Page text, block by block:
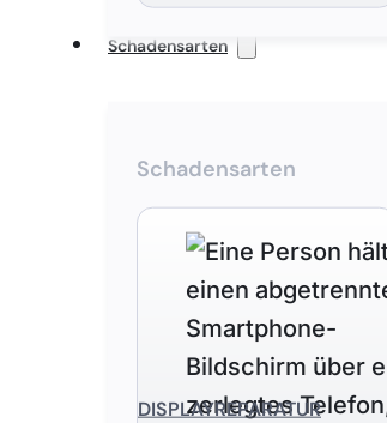
Schadensarten
Schadensarten
DISPLAYREPARATUR